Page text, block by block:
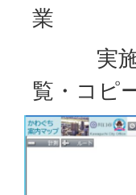
業
実施地
覧・コピ